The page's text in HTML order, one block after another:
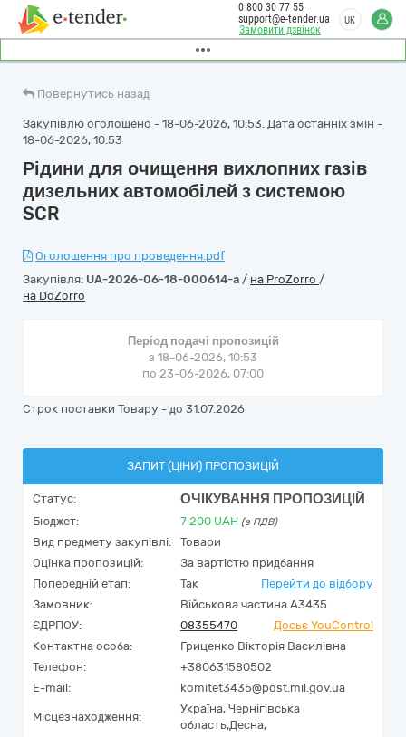
Замовити дзвінок
0 800 30 77 55
support@e-tender.ua
UK
Повернутись назад
Закупівлю оголошено - 18-06-2026, 10:53. Дата останніх змін -
18-06-2026, 10:53
Рідини для очищення вихлопних газів
дизельних автомобілей з системою
SCR
Оголошення про проведення.pdf
Закупівля: UA-2026-06-18-000614-a / на ProZorro /
на DoZorro
Період подачі пропозицій
з 18-06-2026, 10:53
по 23-06-2026, 07:00
Строк поставки Товару - до 31.07.2026
ЗАПИТ (ЦІНИ) ПРОПОЗИЦІЙ
Статус: ОЧІКУВАННЯ ПРОПОЗИЦІЙ
Бюджет: 7 200 UAH (з ПДВ)
Вид предмету закупівлі:
Товари
Оцінка пропозицій:
За вартістю придбання
Попередній етап:
Так
Перейти до відбору
Замовник:
Військова частина А3435
ЄДРПОУ:
08355470
Досьє YouControl
Контактна особа:
Гриценко Вікторія Василівна
Телефон:
+380631580502
E-mail:
komitet3435@post.mil.gov.ua
Місцезнаходження:
Україна, Чернігівська
область,Десна,